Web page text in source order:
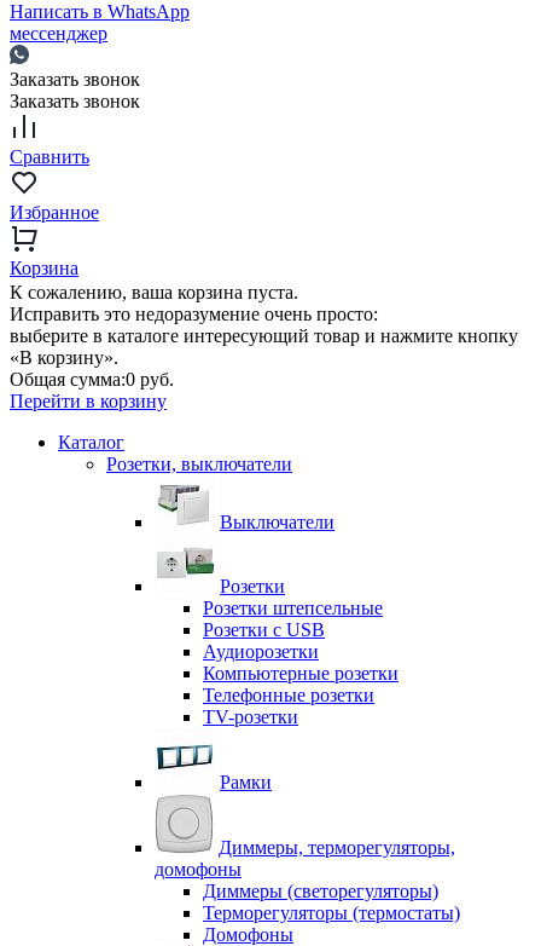
Написать в WhatsApp
мессенджер
Заказать звонок
Заказать звонок
Сравнить
Избранное
Корзина
К сожалению, ваша корзина пуста.
Исправить это недоразумение очень просто:
выберите в каталоге интересующий товар и нажмите кнопку
«В корзину».
Общая сумма:0 руб.
Перейти в корзину
Каталог
Розетки, выключатели
Выключатели
Розетки
Розетки штепсельные
Розетки с USB
Аудиорозетки
Компьютерные розетки
Телефонные розетки
TV-розетки
Рамки
Диммеры, терморегуляторы,
домофоны
Диммеры (светорегуляторы)
Терморегуляторы (термостаты)
Домофоны